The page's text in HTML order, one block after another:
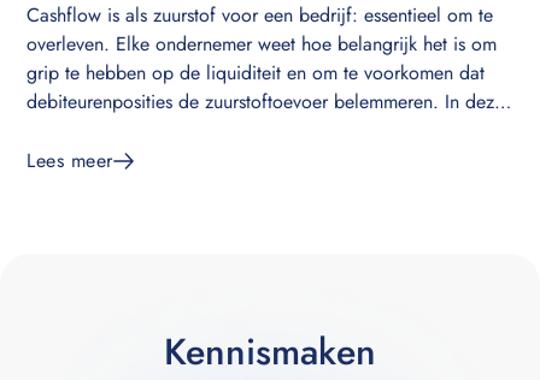
Cashflow is als zuurstof voor een bedrijf: essentieel om te
overleven. Elke ondernemer weet hoe belangrijk het is om
grip te hebben op de liquiditeit en om te voorkomen dat
debiteurenposities de zuurstoftoevoer belemmeren. In deze
in Power BI naar een hoger niveau te tillen en zo je
Lees meer
Kennismaken